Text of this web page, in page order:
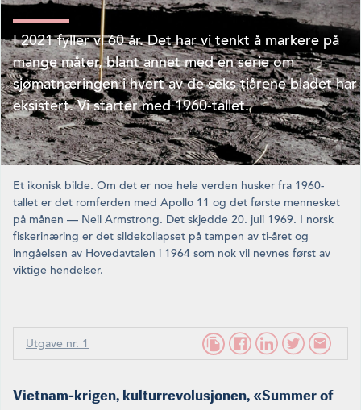
I 2021 fyller vi 60 år. Det har vi tenkt å markere på
mange måter, blant annet med en serie om
sjømatnæringen i hvert av de seks tiårene bladet har
eksistert. Vi starter med 1960-tallet.
Et ikonisk bilde. Om det er noe hele verden husker fra 1960-
tallet er det romferden med Apollo 11 og det første mennesket
på månen — Neil Armstrong. Det skjedde 20. juli 1969. I norsk
fiskerinæring er det sildekollapset på tampen av ti-året og
inngåelsen av Hovedavtalen i 1964 som nok vil nevnes først av
viktige hendelser.
Utgave nr. 1
Vietnam-krigen, kulturrevolusjonen, «Summer of